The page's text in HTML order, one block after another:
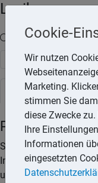
Lexika
Volltext-Suche in
Steuerlexikon
Pauschalierung
Sachprämien, die der
Inanspruchnahme von
unentgeltlich erhält,
Cookie-
Wir nutzen
Marketing.
stimmen Sie
diese Zwecke
Ihre
Informationen
eingesetzten